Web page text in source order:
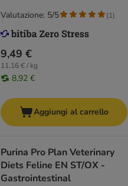
9,49 €
11,16 € / kg
8,92 €
Valutazione: 5/5 (1)
Aggiungi al carrello
Purina Pro Plan Veterinary
Diets Feline EN ST/OX -
Gastrointestinal